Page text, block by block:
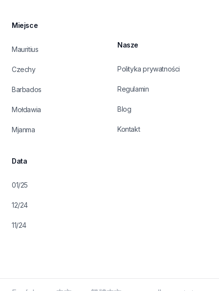
Miejsce
Mauritius
Czechy
Barbados
Mołdawia
Mjanma
Data
01/25
12/24
11/24
Nasze
Polityka prywatności
Regulamin
Blog
Kontakt